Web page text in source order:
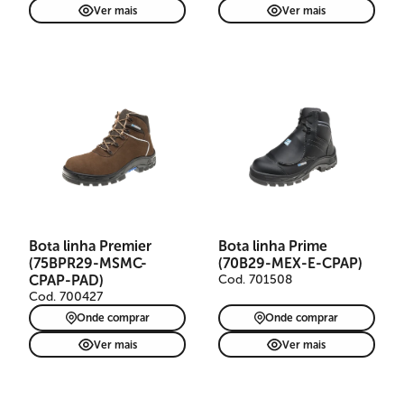
Ver mais Ver mais
Bota de segurança Premier
em couro nubuck marrom
claro, indicada para
passadores em nylon,
biqueira composite,
refletivos, TPU Anti-Torsion,
solado PU bidensidade e
palmilha resistência à
perfuração. CA 41830.
Bota linha Premier
(75BPR29-MSMC-
CPAP-PAD)
Cod. 700427
Onde comprar
Ver mais
Bota linha Prime
(70B29-MEX-E-CPAP)
Cod. 701508
Onde comprar
Ver mais